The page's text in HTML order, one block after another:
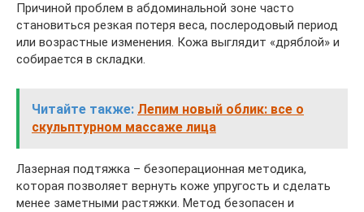
Причиной проблем в абдоминальной зоне часто
становиться резкая потеря веса, послеродовый период
или возрастные изменения. Кожа выглядит «дряблой» и
собирается в складки.
Читайте также: Лепим новый облик: все о
скульптурном массаже лица
Лазерная подтяжка – безоперационная методика,
которая позволяет вернуть коже упругость и сделать
менее заметными растяжки. Метод безопасен и